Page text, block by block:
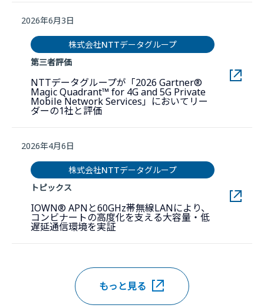
2026年6月3日
株式会社NTTデータグループ
第三者評価
NTTデータグループが「2026 Gartner®
Magic Quadrant™ for 4G and 5G Private
Mobile Network Services」においてリー
ダーの1社と評価新しいウィンドウで開きます。
2026年4月6日
株式会社NTTデータグループ
トピックス
IOWN® APNと60GHz帯無線LANにより、
コンビナートの高度化を支える大容量・低
遅延通信環境を実証新しいウィンドウで開きます。
もっと見る